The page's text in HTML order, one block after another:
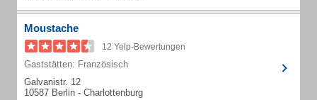
Moustache
12 Yelp-Bewertungen
Gaststätten: Französisch
Galvanistr. 12
10587 Berlin - Charlottenburg